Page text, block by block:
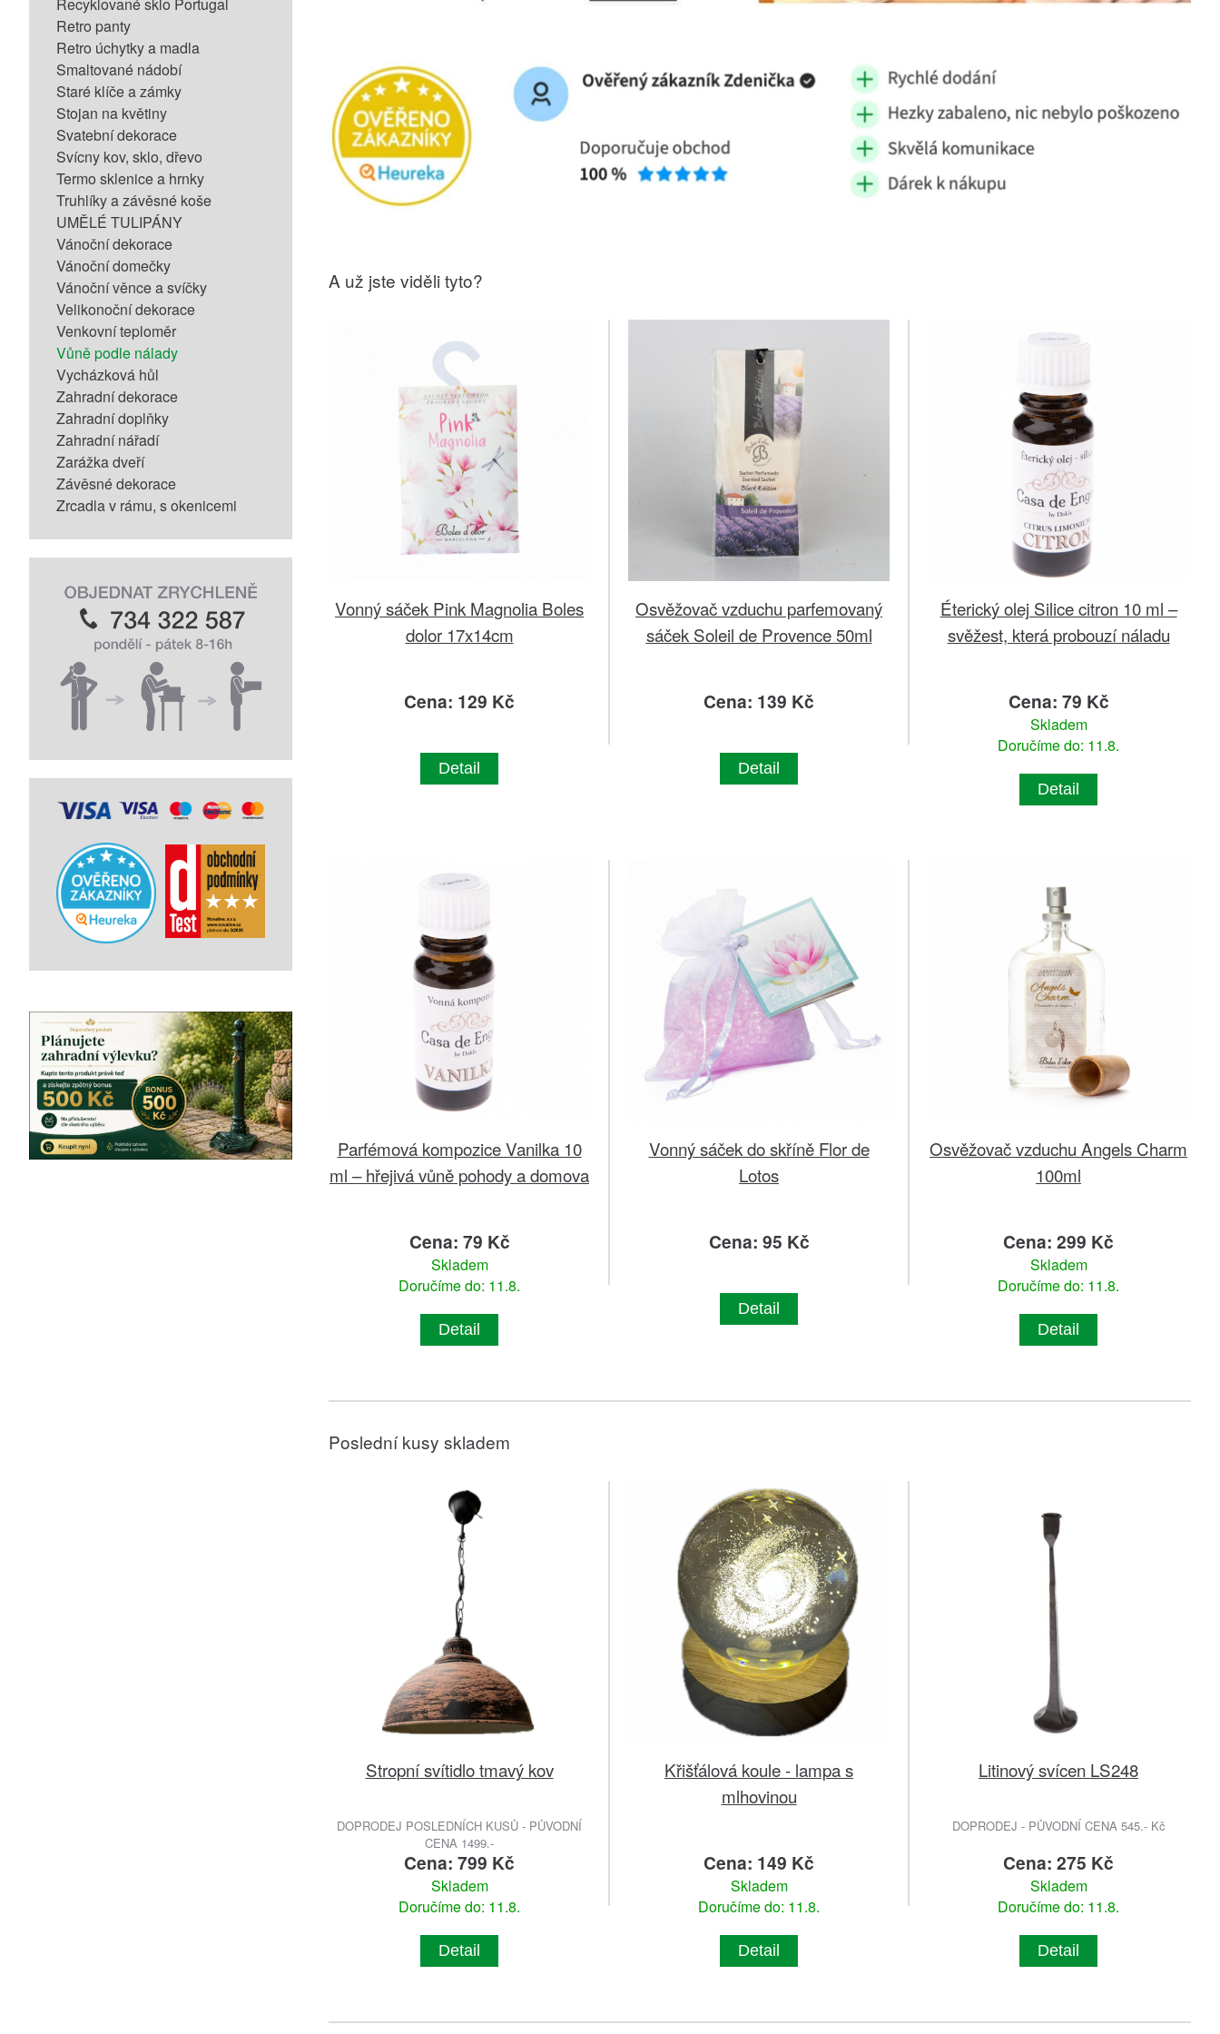
Retro panty
Retro úchytky a madla
Smaltované nádobí
Staré klíče a zámky
Stojan na květiny
Svatební dekorace
Svícny kov, sklo, dřevo
Termo sklenice a hrnky
Truhlíky a závěsné koše
UMĚLÉ TULIPÁNY
Vánoční dekorace
Vánoční domečky
Vánoční věnce a svíčky
Velikonoční dekorace
Venkovní teploměr
Vůně podle nálady
Vycházková hůl
Zahradní dekorace
Zahradní doplňky
Zahradní nářadí
Zarážka dveří
Závěsné dekorace
Zrcadla v rámu, s okenicemi
A už jste viděli tyto?
Vonný sáček Pink Magnolia Boles
dolor 17x14cm
Cena: 129 Kč
Detail
Osvěžovač vzduchu parfemovaný
sáček Soleil de Provence 50ml
Cena: 139 Kč
Detail
Éterický olej Silice citron 10 ml –
svěžest, která probouzí náladu
Cena: 79 Kč
Skladem
Doručíme do: 11.8.
Detail
Parfémová kompozice Vanilka 10
ml – hřejivá vůně pohody a domova
Cena: 79 Kč
Skladem
Doručíme do: 11.8.
Detail
Vonný sáček do skříně Flor de
Lotos
Cena: 95 Kč
Detail
Osvěžovač vzduchu Angels Charm
100ml
Cena: 299 Kč
Skladem
Doručíme do: 11.8.
Detail
Poslední kusy skladem
Stropní svítidlo tmavý kov
DOPRODEJ POSLEDNÍCH KUSŮ - PŮVODNÍ
CENA 1499.-
Cena: 799 Kč
Skladem
Doručíme do: 11.8.
Detail
Křišťálová koule - lampa s
mlhovinou
Cena: 149 Kč
Skladem
Doručíme do: 11.8.
Detail
Litinový svícen LS248
DOPRODEJ - PŮVODNÍ CENA 545.- Kč
Cena: 275 Kč
Skladem
Doručíme do: 11.8.
Detail